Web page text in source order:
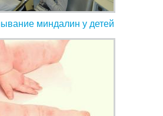
миндалин у детей